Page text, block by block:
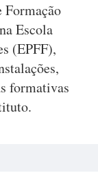
Escola
(EPFF),
formativas